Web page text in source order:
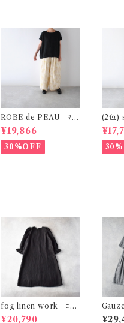
ROBE de PEAU ﾏｰ
ﾌﾞﾙﾊﾟﾀｰﾝ ﾜｲﾄﾞﾊﾟﾝﾂ (ｽ
ｷﾝﾏｰﾌﾞﾙ(ｲｴﾛｰ系) ) R
303
¥19,866
30%OFF
(2色)
ees
N-
fog linen work ﾆｯｷ
ｰ ﾜﾝﾋﾟｰｽ (ﾌﾞﾗｯｸ) L
¥20,790
ｽｲｯﾁﾝ